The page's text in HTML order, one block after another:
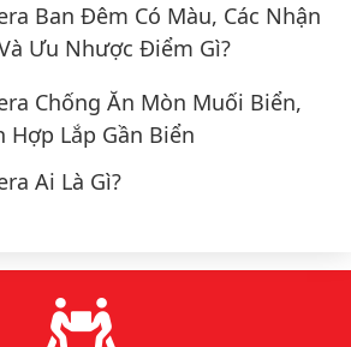
Ban Đêm Có Màu, Các Nhận
Ưu Nhược Điểm Gì?
Chống Ăn Mòn Muối Biển,
Hợp Lắp Gần Biển
Ai Là Gì?
tôi